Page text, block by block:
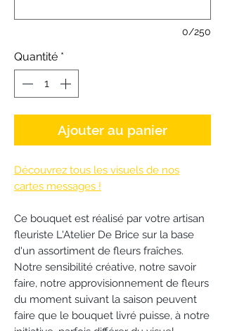
0/250
Quantité *
Ajouter au panier
Découvrez tous les visuels de nos
cartes messages !
Ce bouquet est réalisé par votre artisan
fleuriste L'Atelier De Brice sur la base
d'un assortiment de fleurs fraîches.
Notre sensibilité créative, notre savoir
faire, notre approvisionnement de fleurs
du moment suivant la saison peuvent
faire que le bouquet livré puisse, à notre